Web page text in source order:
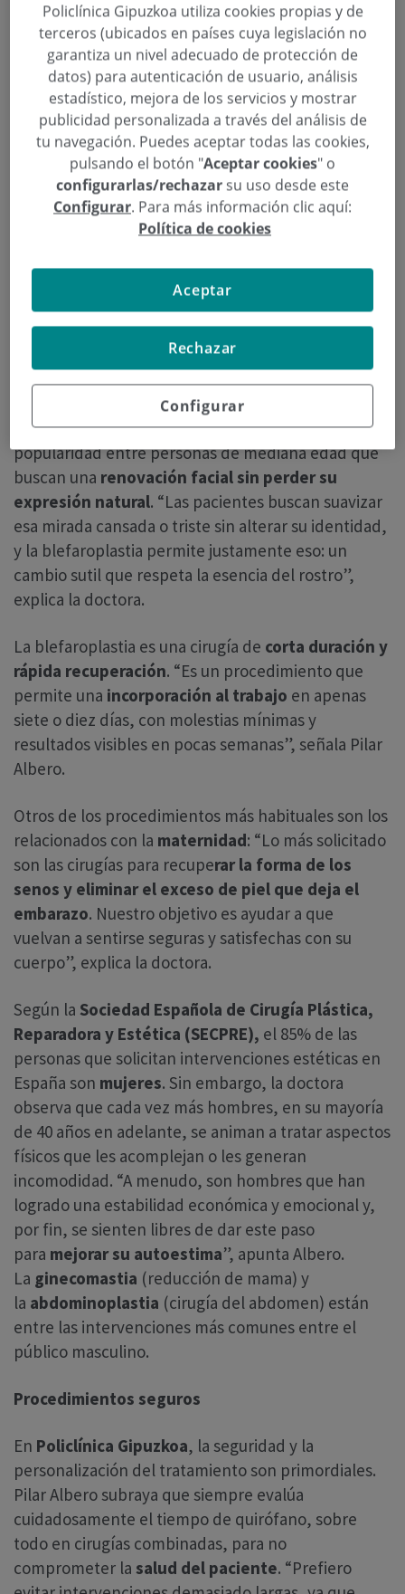
“La blefaroplastia es uno de los procedimientos
más solicitados en consulta para mantener una
imagen más joven”, explicaPilar Albero, cirujana
plástica de Policlínica Gipuzkoa
orientado arejuvenecer la mirada, ha ganado
popularidad entre personas de mediana edad que
buscan una renovación facial sin perder su
expresión natural. “Las pacientes buscan suavizar
esa mirada cansada o triste sin alterar su identidad,
y la blefaroplastia permite justamente eso: un
cambio sutil que respeta la esencia del rostro”,
explica la doctora.
La blefaroplastia es una cirugía de corta duración y
rápida recuperación. “Es un procedimiento que
permite una incorporación al trabajo en apenas
siete o diez días, con molestias mínimas y
resultados visibles en pocas semanas”, señala Pilar
Albero.
Otros de los procedimientos más habituales son los
relacionados con la maternidad: “Lo más solicitado
son las cirugías para recuperar la forma de los
senos y eliminar el exceso de piel que deja el
embarazo. Nuestro objetivo es ayudar a que
vuelvan a sentirse seguras y satisfechas con su
cuerpo”, explica la doctora.
Según la Sociedad Española de Cirugía Plástica,
Reparadora y Estética (SECPRE), el 85% de las
personas que solicitan intervenciones estéticas en
España son mujeres. Sin embargo, la doctora
observa que cada vez más hombres, en su mayoría
de 40 años en adelante, se animan a tratar aspectos
físicos que les acomplejan o les generan
incomodidad. “A menudo, son hombres que han
logrado una estabilidad económica y emocional y,
por fin, se sienten libres de dar este paso
para mejorar su autoestima”, apunta Albero.
La ginecomastia (reducción de mama) y
la abdominoplastia (cirugía del abdomen) están
entre las intervenciones más comunes entre el
público masculino.
Procedimientos seguros
En Policlínica Gipuzkoa, la seguridad y la
personalización del tratamiento son primordiales.
Pilar Albero subraya que siempre evalúa
cuidadosamente el tiempo de quirófano, sobre
todo en cirugías combinadas, para no
comprometer la salud del paciente. “Prefiero
Policlínica Gipuzkoa utiliza cookies propias y de
terceros (ubicados en países cuya legislación no
garantiza un nivel adecuado de protección de
datos) para autenticación de usuario, análisis
estadístico, mejora de los servicios y mostrar
publicidad personalizada a través del análisis de
tu navegación. Puedes aceptar todas las cookies,
pulsando el botón "Aceptar cookies" o
configurarlas/rechazar su uso desde este
Configurar. Para más información clic aquí:
Política de cookies
Configurar
Rechazar
Aceptar